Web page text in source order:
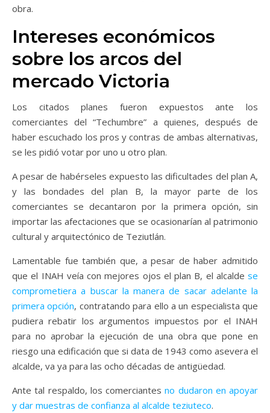
obra.
Intereses económicos
sobre los arcos del
mercado Victoria
Los citados planes fueron expuestos ante los
comerciantes del “Techumbre” a quienes, después de
haber escuchado los pros y contras de ambas alternativas,
se les pidió votar por uno u otro plan.
A pesar de habérseles expuesto las dificultades del plan A,
y las bondades del plan B, la mayor parte de los
comerciantes se decantaron por la primera opción, sin
importar las afectaciones que se ocasionarían al patrimonio
cultural y arquitectónico de Teziutlán.
Lamentable fue también que, a pesar de haber admitido
que el INAH veía con mejores ojos el plan B, el alcalde se
comprometiera a buscar la manera de sacar adelante la
primera opción, contratando para ello a un especialista que
pudiera rebatir los argumentos impuestos por el INAH
para no aprobar la ejecución de una obra que pone en
riesgo una edificación que si data de 1943 como asevera el
alcalde, va ya para las ocho décadas de antigüedad.
Ante tal respaldo, los comerciantesno dudaron en apoyar
y dar muestras de confianza al alcalde teziuteco.